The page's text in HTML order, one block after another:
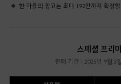
한 마을의 창고는 최대 192칸까지 확장
스페셜 프리
판매 기간 : 2025년 9월 3